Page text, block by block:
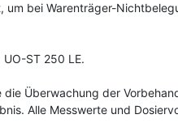
bei Warenträger-
ST 250 LE.
Überwachung der
Alle Messwerte und